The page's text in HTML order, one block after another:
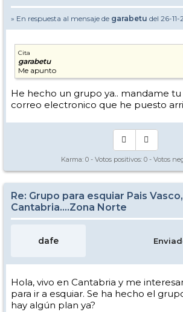
» En respuesta al mensaje de garabetu del 26-
Cita
garabetu
Me apunto
He hecho un grupo ya.. mandame
correo electronico que he puesto
Karma: 0 - Votos positivos: 0 - Votos
Re: Grupo para esquiar Pais Vasco,
Cantabria....Zona Norte
dafe
Hola, vivo en Cantabria y me
para ir a esquiar. Se ha hecho el
hay algún plan ya?